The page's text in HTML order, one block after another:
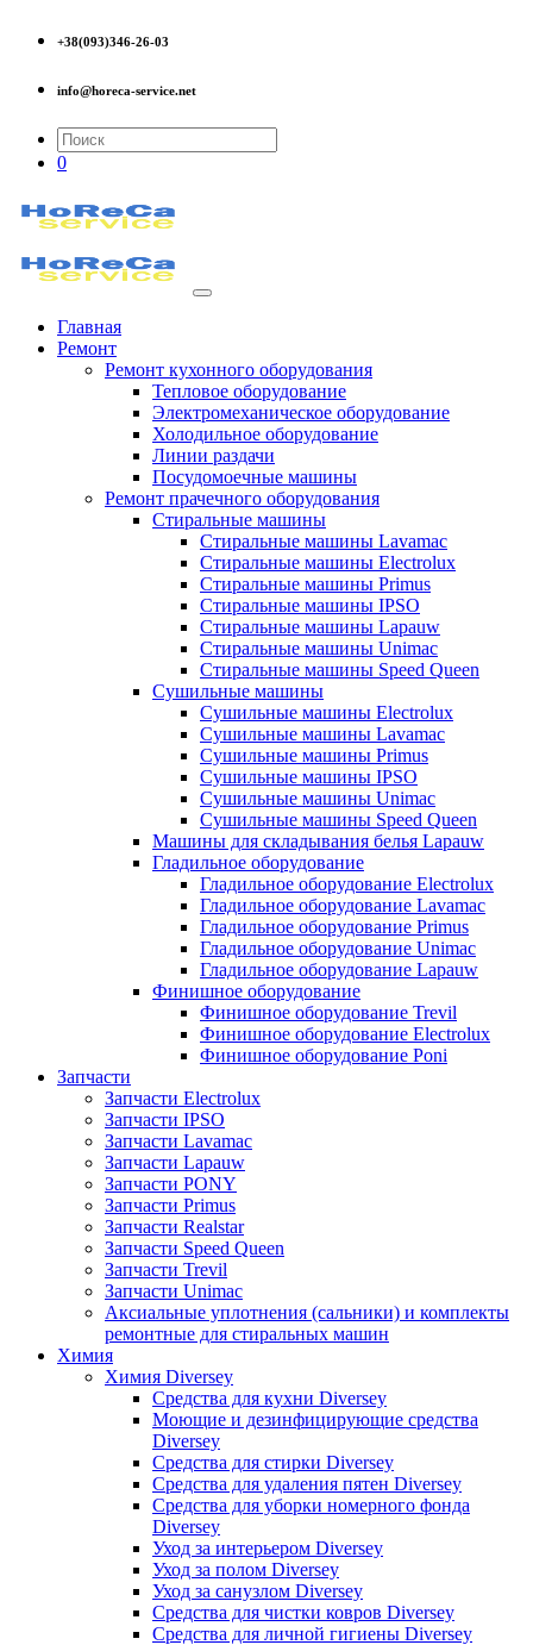
+38(093)346-26-03
info@horeca-service.net
0
Главная
Ремонт
Ремонт кухонного оборудования
Тепловое оборудование
Электромеханическое оборудование
Холодильное оборудование
Линии раздачи
Посудомоечные машины
Ремонт прачечного оборудования
Стиральные машины
Стиральные машины Lavamac
Стиральные машины Electrolux
Стиральные машины Primus
Стиральные машины IPSO
Стиральные машины Lapauw
Стиральные машины Unimac
Стиральные машины Speed Queen
Сушильные машины
Сушильные машины Electrolux
Сушильные машины Lavamac
Сушильные машины Primus
Сушильные машины IPSO
Сушильные машины Unimac
Сушильные машины Speed Queen
Машины для складывания белья Lapauw
Гладильное оборудование
Гладильное оборудование Electrolux
Гладильное оборудование Lavamac
Гладильное оборудование Primus
Гладильное оборудование Unimac
Гладильное оборудование Lapauw
Финишное оборудование
Финишное оборудование Trevil
Финишное оборудование Electrolux
Финишное оборудование Poni
Запчасти
Запчасти Electrolux
Запчасти IPSO
Запчасти Lavamac
Запчасти Lapauw
Запчасти PONY
Запчасти Primus
Запчасти Realstar
Запчасти Speed Queen
Запчасти Trevil
Запчасти Unimac
Аксиальные уплотнения (сальники) и комплекты
ремонтные для стиральных машин
Химия
Химия Diversey
Средства для кухни Diversey
Моющие и дезинфицирующие средства
Diversey
Средства для стирки Diversey
Средства для удаления пятен Diversey
Средства для уборки номерного фонда
Diversey
Уход за интерьером Diversey
Уход за полом Diversey
Уход за санузлом Diversey
Средства для чистки ковров Diversey
Средства для личной гигиены Diversey